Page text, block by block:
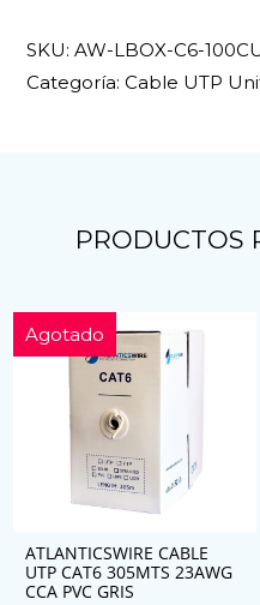
SKU:AW-LBOX-C6-
Categoría:Cable UTP
PRODUCTOS
Agotado
ATLANTICSWIRE CABLE
UTP CAT6 305MTS 23AWG
CCA PVC GRIS